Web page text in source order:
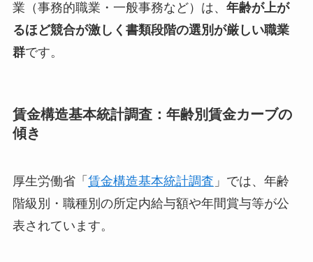
業（事務的職業・一般事務など）は、 年齢が上が
るほど競合が激しく書類段階の選別が厳しい職業
群です。
賃金構造基本統計調査：年齢別賃金カーブの
傾き
厚生労働省「 賃金構造基本統計調査 」では、年齢
階級別・職種別の所定内給与額や年間賞与等が公
表されています。